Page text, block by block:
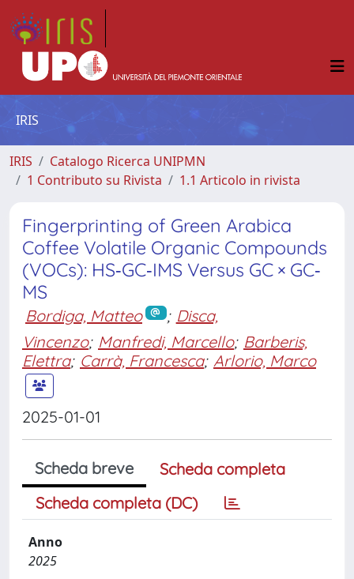
IRIS
IRIS
Catalogo Ricerca UNIPMN
1 Contributo su Rivista
1.1 Articolo in rivista
Fingerprinting of Green Arabica
Coffee Volatile Organic Compounds
(VOCs): HS‐GC‐IMS Versus GC × GC‐
MS
Bordiga, Matteo ; Disca,
Vincenzo; Manfredi, Marcello; Barberis,
Elettra; Carrà, Francesca; Arlorio, Marco
2025-01-01
Scheda breve
Scheda completa
Scheda completa (DC)
Anno
2025